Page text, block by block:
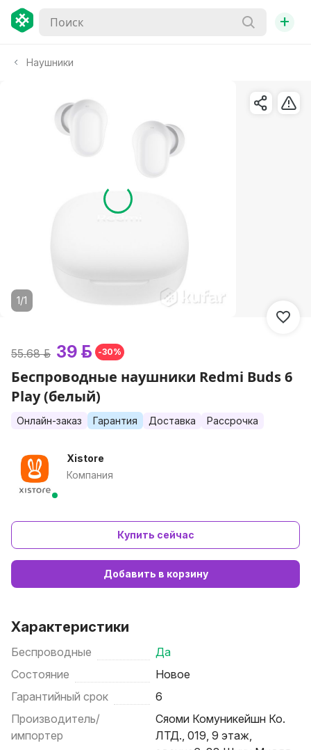
+
Наушники
1/1
55.68 р. 39 р. -30%
Беспроводные наушники Redmi Buds 6
Play (белый)
Онлайн-заказ Гарантия Доставка Рассрочка
Xistore
Компания
Купить сейчас
Добавить в корзину
Характеристики
Беспроводные
Да
Состояние
Новое
Гарантийный срок
6
Производитель/
импортер
Сяоми Комуникейшн Ко.
ЛТД., 019, 9 этаж,